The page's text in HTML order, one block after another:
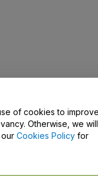
of cookies to
Otherwise, we will
Cookies Policy for